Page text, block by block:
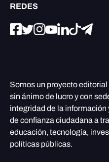
REDES
Somos un proyecto editorial
sin ánimo de lucro y con
integridad de la
de confianza ciudadana a
educación, tecnología,
políticas públicas.